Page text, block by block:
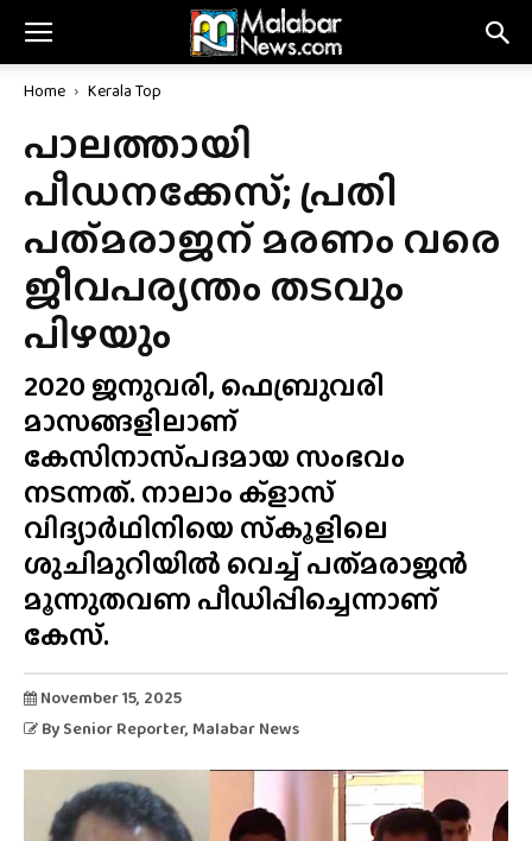
Home Kerala Top
പാലത്തായി
പീഡനക്കേസ്; പ്രതി
പത്‌മരാജന് മരണം വരെ
ജീവപര്യന്തം തടവും
പിഴയും
2020 ജനുവരി, ഫെബ്രുവരി
മാസങ്ങളിലാണ്
കേസിനാസ്‌പദമായ സംഭവം
നടന്നത്. നാലാം ക്ളാസ്
വിദ്യാർഥിനിയെ സ്‌കൂളിലെ
ശുചിമുറിയിൽ വെച്ച് പത്‌മരാജൻ
മൂന്നുതവണ പീഡിപ്പിച്ചെന്നാണ്
കേസ്.
November 15, 2025
By Senior Reporter, Malabar News